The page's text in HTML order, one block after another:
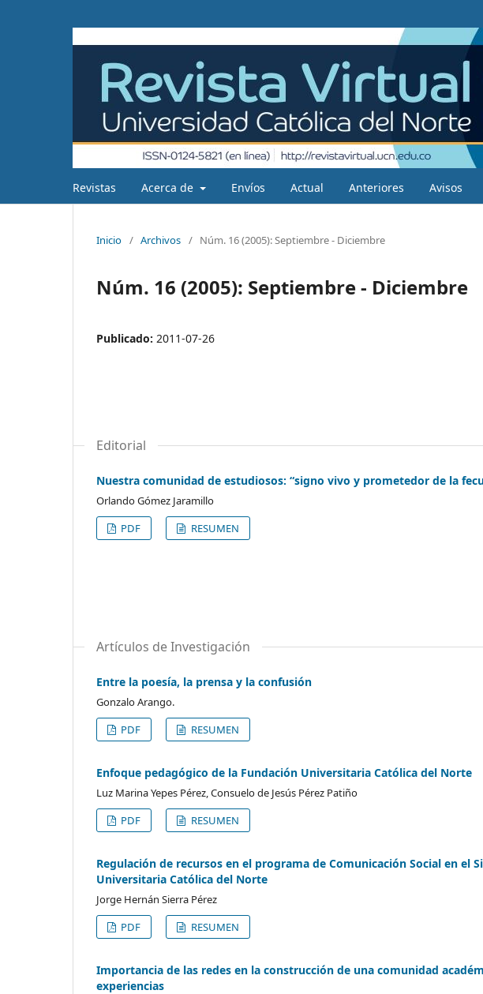
Revistas Acerca de Envíos Actual Anteriores Avisos
Inicio / Archivos / Núm. 16 (2005): Septiembre - Diciembre
Núm. 16 (2005): Septiembre - Diciembre
Publicado: 2011-07-26
Editorial
Nuestra comunidad de estudiosos: “signo vivo y prometedor de la
Orlando Gómez Jaramillo
PDF
RESUMEN
Artículos de Investigación
Entre la poesía, la prensa y la confusión
Gonzalo Arango.
PDF
RESUMEN
Enfoque pedagógico de la Fundación Universitaria Católica del Norte
Luz Marina Yepes Pérez, Consuelo de Jesús Pérez Patiño
PDF
RESUMEN
Regulación de recursos en el programa de Comunicación Social en el
Universitaria Católica del Norte
Jorge Hernán Sierra Pérez
PDF
RESUMEN
Importancia de las redes en la construcción de una comunidad
experiencias